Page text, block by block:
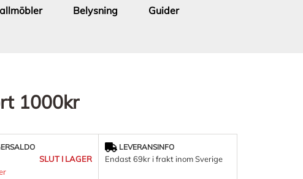
Belysning
Guider
1000kr
SLUT I LAGER
LEVERANSINFO
Endast 69kr i frakt inom Sverige